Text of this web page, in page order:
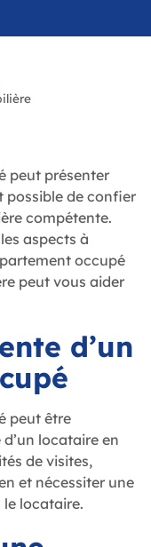
peut présenter
possible de confier
compétente.
aspects à
occupé
peut vous aider
d’un
peut être
locataire en
de visites,
et nécessiter une
locataire.